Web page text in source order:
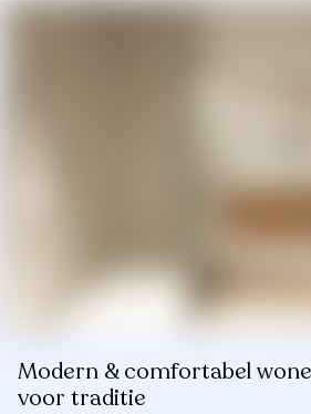
Modern & comfortabel
voor traditie